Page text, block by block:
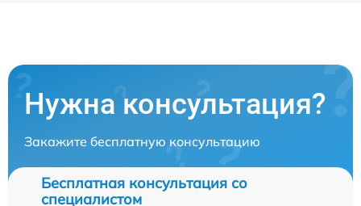
Нужна консультация?
Закажите бесплатную консультацию
Бесплатная консультация со
специалистом